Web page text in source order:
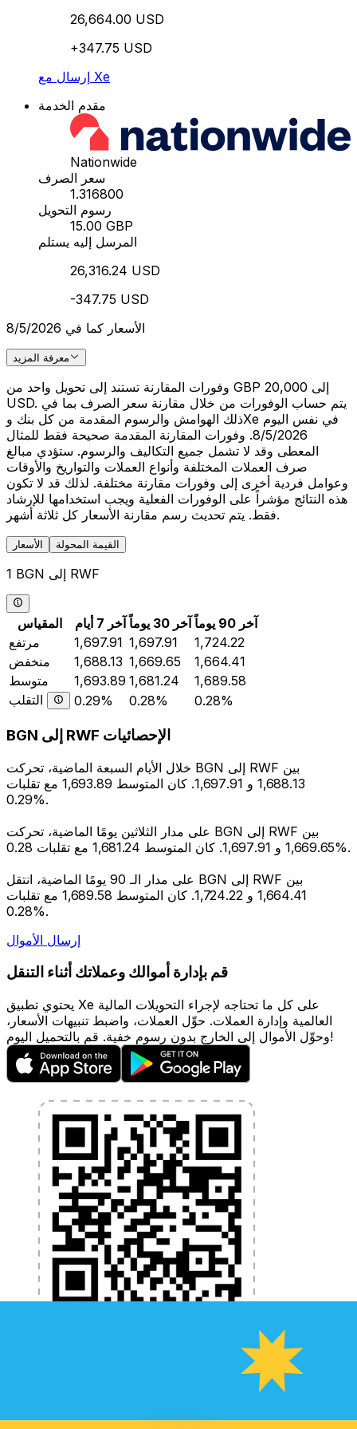
26,664.00 USD
+347.75 USD
إرسال مع Xe
مقدم الخدمة
Nationwide
سعر الصرف
1.316800
رسوم التحويل
15.00 GBP
المرسل إليه يستلم
26,316.24 USD
-347.75 USD
الأسعار كما في 8/5/2026
معرفة المزيد
وفورات المقارنة تستند إلى تحويل واحد من GBP 20,000 إلى
USD. يتم حساب الوفورات من خلال مقارنة سعر الصرف بما في
ذلك الهوامش والرسوم المقدمة من كل بنك وXe في نفس اليوم
8/5/2026. وفورات المقارنة المقدمة صحيحة فقط للمثال
المعطى وقد لا تشمل جميع التكاليف والرسوم. ستؤدي مبالغ
صرف العملات المختلفة وأنواع العملات والتواريخ والأوقات
وعوامل فردية أخرى إلى وفورات مقارنة مختلفة. لذلك قد لا تكون
هذه النتائج مؤشراً على الوفورات الفعلية ويجب استخدامها للإرشاد
فقط. يتم تحديث رسم مقارنة الأسعار كل ثلاثة أشهر.
الأسعار القيمة المحولة
1 BGN إلى RWF
المقياس آخر 7 أيام آخر 30 يوماً
آخر 90 يوماً
مرتفع
1,697.91 1,697.91
1,724.22
منخفض
1,688.13 1,669.65
1,664.41
متوسط
1,693.89 1,681.24
1,689.58
التقلب
0.29% 0.28% 0.28%
BGN إلى RWF الإحصائيات
خلال الأيام السبعة الماضية، تحركت BGN إلى RWF بين
1,688.13 و 1,697.91. كان المتوسط 1,693.89 مع تقلبات
0.29%.
على مدار الثلاثين يومًا الماضية، تحركت BGN إلى RWF بين
1,669.65 و 1,697.91. كان المتوسط 1,681.24 مع تقلبات 0.28%.
على مدار الـ 90 يومًا الماضية، انتقل BGN إلى RWF بين
1,664.41 و 1,724.22. كان المتوسط 1,689.58 مع تقلبات
0.28%.
إرسال الأموال
قم بإدارة أموالك وعملاتك أثناء التنقل
يحتوي تطبيق Xe على كل ما تحتاجه لإجراء التحويلات المالية
العالمية وإدارة العملات. حوِّل العملات، واضبط تنبيهات الأسعار،
وحوِّل الأموال إلى الخارج بدون رسوم خفية. قم بالتحميل اليوم!